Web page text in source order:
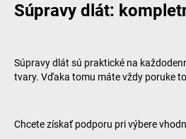
Súpravy dlát:
Súpravy dlát sú praktické na
tvary. Vďaka tomu máte vždy poruke
Chcete získať podporu pri výbere